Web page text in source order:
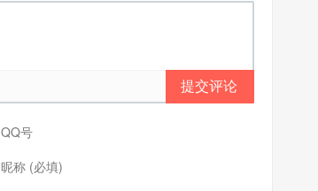
提交评论
QQ号
昵称 (必填)